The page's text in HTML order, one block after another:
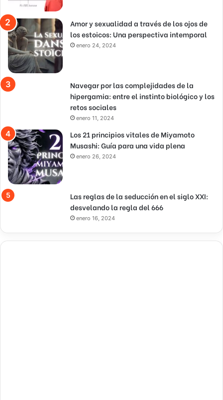
Amor y sexualidad a través de los ojos de
los estoicos: Una perspectiva intemporal
enero 24, 2024
Navegar por las complejidades de la
hipergamia: entre el instinto biológico y los
retos sociales
enero 11, 2024
Los 21 principios vitales de Miyamoto
Musashi: Guía para una vida plena
enero 26, 2024
Las reglas de la seducción en el siglo XXI:
desvelando la regla del 666
enero 16, 2024